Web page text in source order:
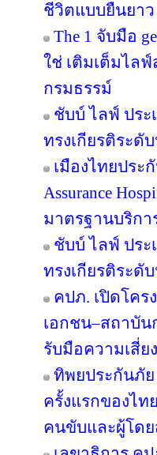
ชีวิตแบบยืนยาว
The 1 จับมือ
ใช่ เติมเต็มไลฟ์
กรมธรรม์
ชับบ์ ไลฟ์ ปร
ทรงเกียรติระดั
เมืองไทยประ
Assurance
มาตรฐานบริก
ชับบ์ ไลฟ์ ปร
ทรงเกียรติระดั
คปภ. เปิดโคร
เอกชน–สถาบัน
รับมือความเสี่
ทิพยประกันภัย
ครั้งแรกของไท
คนขับและผู้โด